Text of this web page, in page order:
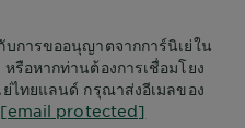
การขออนุญาตจากการ์นิเย่ใน
รือหากท่านต้องการเชื่อมโยง
ไทยแลนด์ กรุณาส่งอีเมลของ
[email protected]